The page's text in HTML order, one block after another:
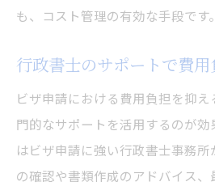
も、コスト管理の有効な手段です。
行政書士のサポートで費
ビザ申請における費用負担を抑
門的なサポートを活用するのが効
はビザ申請に強い行政書士事務
の確認や書類作成のアドバイス